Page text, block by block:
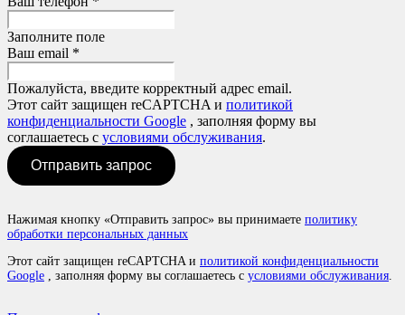
Заполните поле
Ваш email *
Пожалуйста, введите корректный адрес email.
Этот сайт защищен reCAPTCHA и политикой
конфиденциальности Google , заполняя форму вы
соглашаетесь с условиями обслуживания.
Отправить запрос
Нажимая кнопку «Отправить запрос» вы принимаете политику
обработки персональных данных
Этот сайт защищен reCAPTCHA и политикой конфиденциальности
Google , заполняя форму вы соглашаетесь с условиями обслуживания